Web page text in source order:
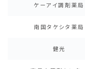
ケーアイ調剤薬局
南国タケシタ薬局
健光